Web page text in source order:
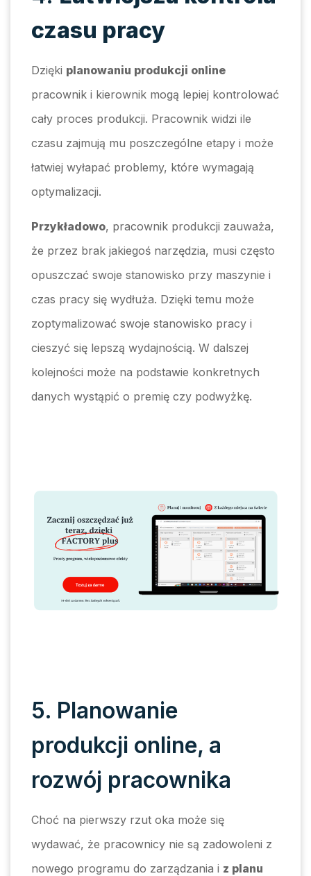
czasu pracy
Dzięki planowaniu produkcji online
pracownik i kierownik mogą lepiej kontrolować
cały proces produkcji. Pracownik widzi ile
czasu zajmują mu poszczególne etapy i może
łatwiej wyłapać problemy, które wymagają
optymalizacji.
Przykładowo, pracownik produkcji zauważa,
że przez brak jakiegoś narzędzia, musi często
opuszczać swoje stanowisko przy maszynie i
czas pracy się wydłuża. Dzięki temu może
zoptymalizować swoje stanowisko pracy i
cieszyć się lepszą wydajnością. W dalszej
kolejności może na podstawie konkretnych
danych wystąpić o premię czy podwyżkę.
5. Planowanie
produkcji online, a
rozwój pracownika
Choć na pierwszy rzut oka może się
wydawać, że pracownicy nie są zadowoleni z
nowego programu do zarządzania i z planu